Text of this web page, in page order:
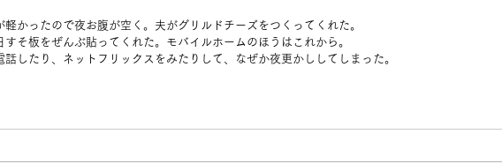
軽かったので夜お腹が空く。夫がグリルドチーズをつくってくれた。
すそ板をぜんぶ貼ってくれた。モバイルホームのほうはこれから。
話したり、ネットフリックスをみたりして、なぜか夜更かししてしまった。